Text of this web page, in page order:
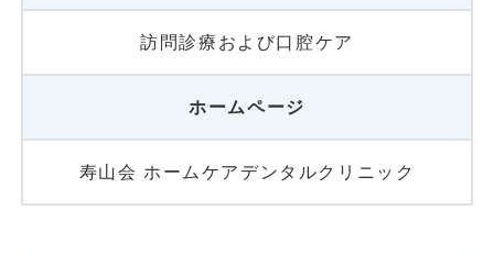
訪問診療および口腔ケア
ホームページ
寿山会 ホームケアデンタルクリニック